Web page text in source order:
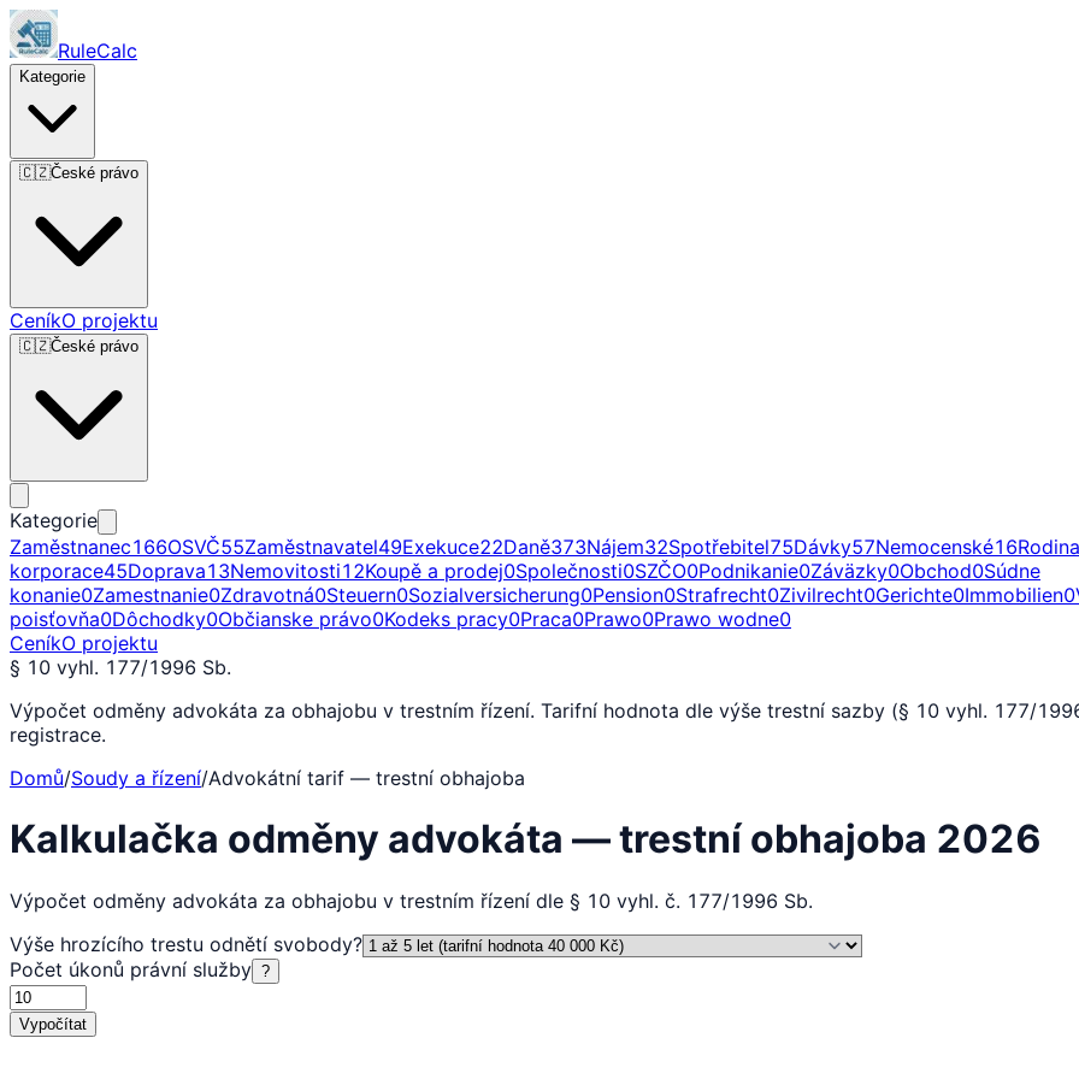
RuleCalc
Kategorie
🇨🇿České právo
CeníkO projektu
🇨🇿České právo
Kategorie
Zaměstnanec166OSVČ55Zaměstnavatel49Exekuce22Daně373Nájem32Spotřebitel75Dávky57Nemocenské16Rodina
korporace45Doprava13Nemovitosti12Koupě a prodej0Společnosti0SZČO0Podnikanie0Záväzky0Obchod0Súdne
konanie0Zamestnanie0Zdravotná0Steuern0Sozialversicherung0Pension0Strafrecht0Zivilrecht0Gerichte0Immobilien0
poisťovňa0Dôchodky0Občianske právo0Kodeks pracy0Praca0Prawo0Prawo wodne0
CeníkO projektu
§ 10 vyhl. 177/1996 Sb.
Výpočet odměny advokáta za obhajobu v trestním řízení. Tarifní hodnota dle výše trestní sazby (§ 10 vyhl. 177/
registrace.
Domů/Soudy a řízení/Advokátní tarif — trestní obhajoba
Kalkulačka odměny advokáta — trestní obhajoba 2026
Výpočet odměny advokáta za obhajobu v trestním řízení dle § 10 vyhl. č. 177/1996 Sb.
Výše hrozícího trestu odnětí svobody?
Počet úkonů právní služby ?
Vypočítat